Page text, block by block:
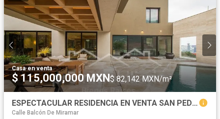
Casa·en venta
$ 115,000,000 MXN$ 82,142 MXN/m²
ESPECTACULAR RESIDENCIA EN VENTA SAN PEDRO
Calle Balcón De Miramar